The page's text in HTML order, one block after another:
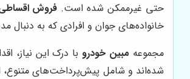
حتی غیرممکن شده است. فروش
خانواده‌های جوان و افرادی که به
مجموعه مبین خودروبا درک این نیاز،
شده‌اند و شامل پیش‌پرداخت‌های متنوع،